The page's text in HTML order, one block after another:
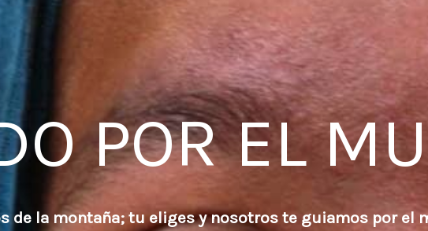
POR EL
de la montaña; tu eliges y nosotros te guiamos por el